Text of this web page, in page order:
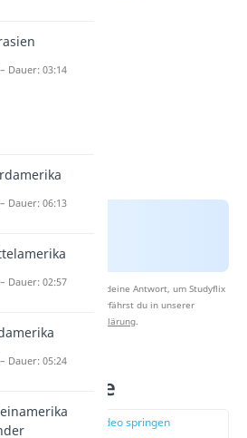
speichern wir deine Antwort, um Studyflix
verbessern. Mehr dazu erfährst du in unserer
Datenschutzerklärung.
Eiswüste
zur Stelle im Video springen
Dauer: 03:14
Dauer: 06:13
Dauer: 02:57
Dauer: 05:24